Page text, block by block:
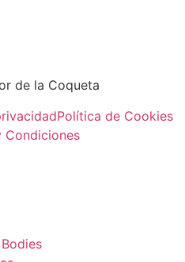
de la Coqueta
Política de Cookies
Condiciones